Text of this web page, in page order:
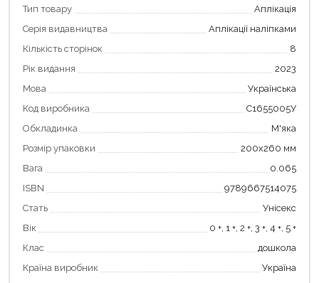
Тип товару
Аплікація
Серія видавництва
Аплікації наліпками
Кількість сторінок
8
Рік видання
2023
Мова
Українська
Код виробника
С1655005У
Обкладинка
М'яка
Розмір упаковки
200х260 мм
Вага
0.065
ISBN
9789667514075
Стать
Унісекс
Вік
0 +, 1 +, 2 +, 3 +, 4 +, 5 +
Клас
дошкола
Країна виробник
Україна
Оформити замовлення